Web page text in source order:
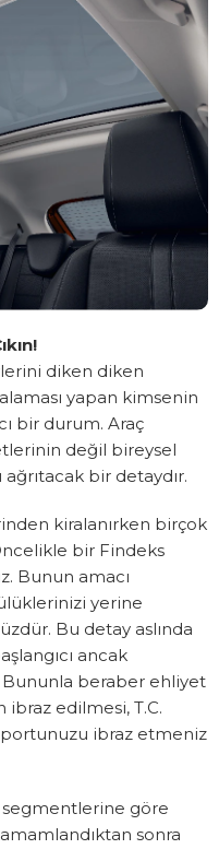
diken diken
yapan kimsenin
bir durum. Araç
değil bireysel
ağrıtacak bir detaydır.
kiralanırken birçok
bir Findeks
Bunun amacı
yerine
Bu detay aslında
ancak
Bununla beraber ehliyet
ibraz edilmesi, T.C.
ibraz etmeniz
göre
sonra